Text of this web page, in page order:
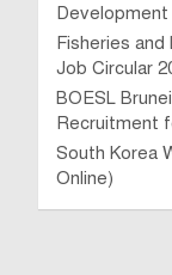
Fisheries
Job Circular
BOESL
Recruitment
South Korea
Online)